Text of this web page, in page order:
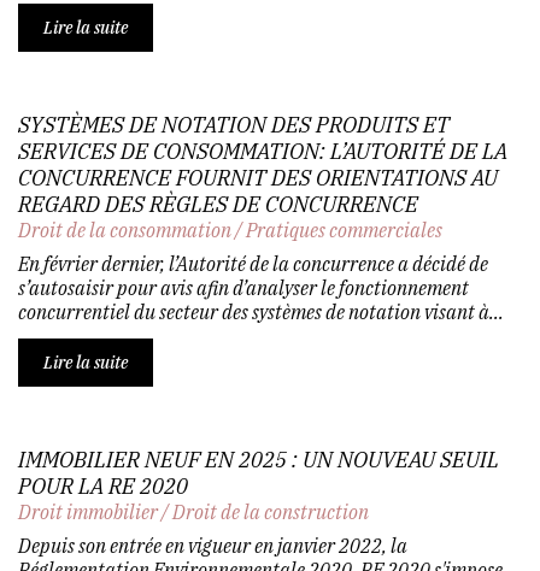
Lire la suite
SYSTÈMES DE NOTATION DES PRODUITS ET
SERVICES DE CONSOMMATION: L’AUTORITÉ DE LA
CONCURRENCE FOURNIT DES ORIENTATIONS AU
REGARD DES RÈGLES DE CONCURRENCE
Droit de la consommation/Pratiques commerciales
En février dernier, l’Autorité de la concurrence a décidé de
s’autosaisir pour avis afin d’analyser le fonctionnement
concurrentiel du secteur des systèmes de notation visant à...
Lire la suite
IMMOBILIER NEUF EN 2025 : UN NOUVEAU SEUIL
POUR LA RE 2020
Droit immobilier/Droit de la construction
Depuis son entrée en vigueur en janvier 2022, la